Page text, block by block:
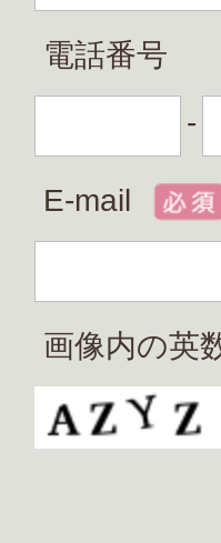
電話番号
-
E-mail
画像内の英